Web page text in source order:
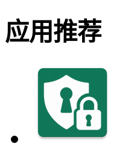
应用推荐